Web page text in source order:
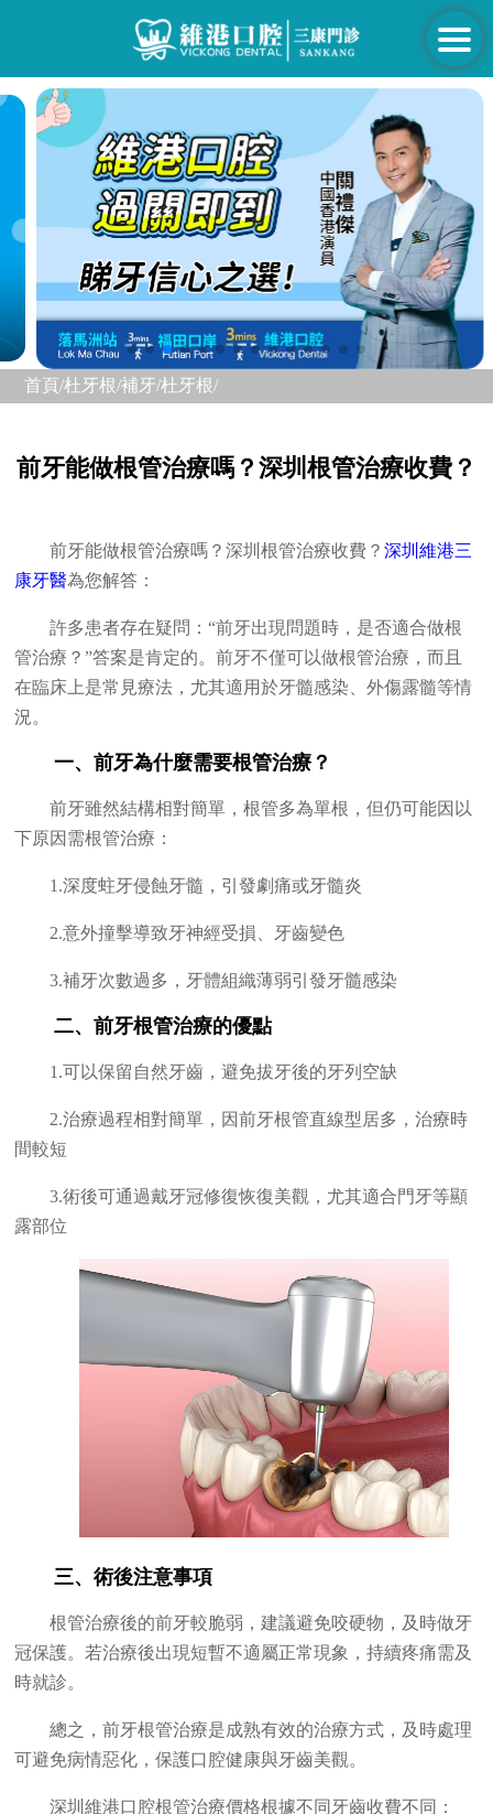
首頁/杜牙根/補牙/杜牙根/
前牙能做根管治療嗎？深圳根管治療收費？
前牙能做根管治療嗎？深圳根管治療收費？深圳維港三
康牙醫為您解答：
許多患者存在疑問：“前牙出現問題時，是否適合做根
管治療？”答案是肯定的。前牙不僅可以做根管治療，而且
在臨床上是常見療法，尤其適用於牙髓感染、外傷露髓等情
況。
一、前牙為什麼需要根管治療？
前牙雖然結構相對簡單，根管多為單根，但仍可能因以
下原因需根管治療：
1.深度蛀牙侵蝕牙髓，引發劇痛或牙髓炎
2.意外撞擊導致牙神經受損、牙齒變色
3.補牙次數過多，牙體組織薄弱引發牙髓感染
二、前牙根管治療的優點
1.可以保留自然牙齒，避免拔牙後的牙列空缺
2.治療過程相對簡單，因前牙根管直線型居多，治療時
間較短
3.術後可通過戴牙冠修復恢復美觀，尤其適合門牙等顯
露部位
三、術後注意事項
根管治療後的前牙較脆弱，建議避免咬硬物，及時做牙
冠保護。若治療後出現短暫不適屬正常現象，持續疼痛需及
時就診。
總之，前牙根管治療是成熟有效的治療方式，及時處理
可避免病情惡化，保護口腔健康與牙齒美觀。
深圳維港口腔根管治療價格根據不同牙齒收費不同：